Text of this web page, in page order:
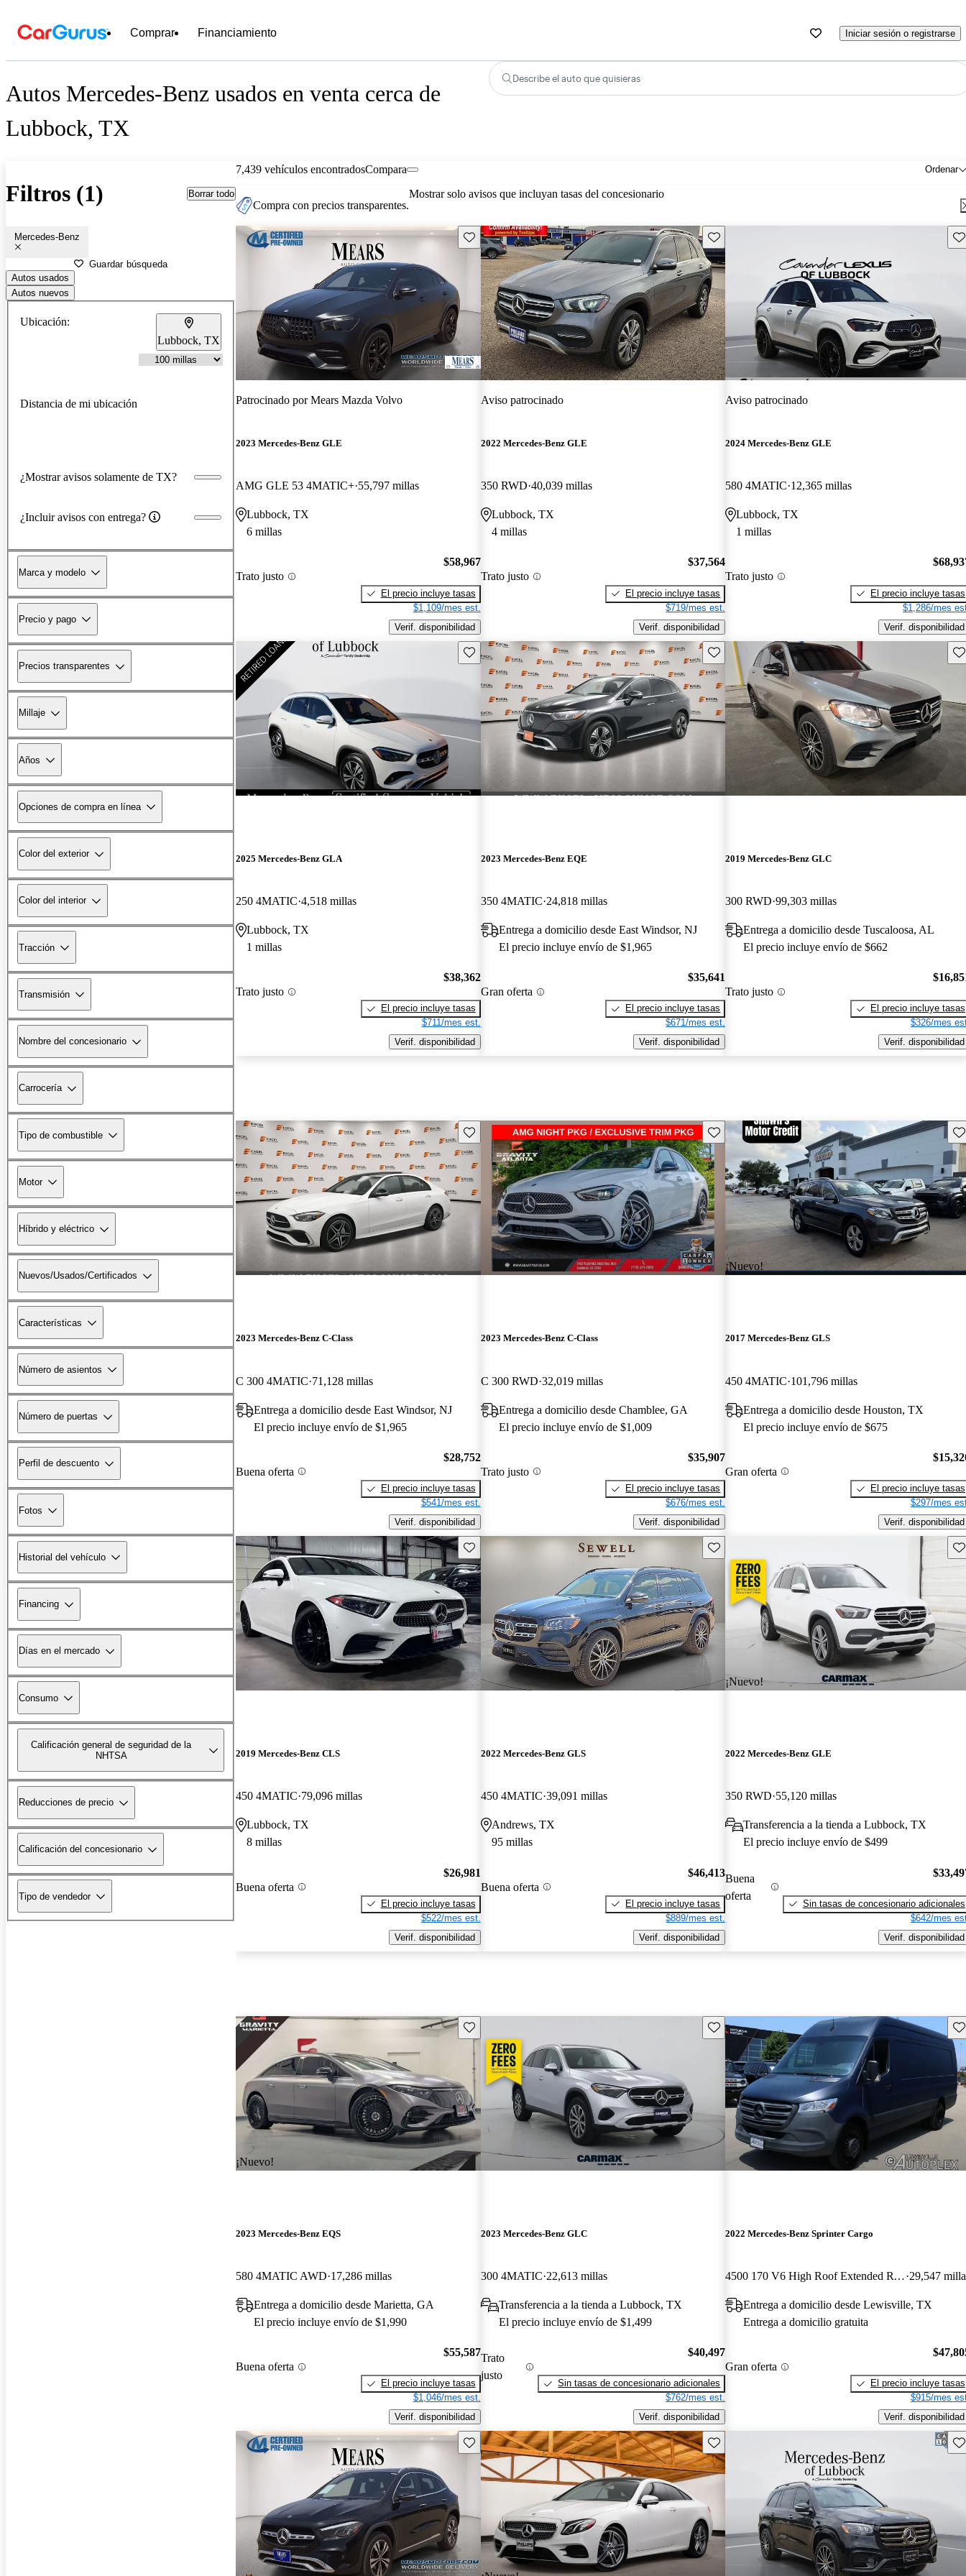
Comprar Financiamiento Iniciar sesión o registrarse
Autos Mercedes-Benz usados en venta cerca de
Lubbock, TX
Describe el auto que quisieras
Filtros (1) Borrar todo
Mercedes-Benz
Guardar búsqueda
Autos usados
Autos nuevos
Ubicación:
Lubbock, TX
Distancia de mi ubicación
¿Mostrar avisos solamente de TX?
¿Incluir avisos con entrega?
Marca y modelo
Precio y pago
Precios transparentes
Millaje
Años
Opciones de compra en línea
Color del exterior
Color del interior
Tracción
Transmisión
Nombre del concesionario
Carrocería
Tipo de combustible
Motor
Híbrido y eléctrico
Nuevos/Usados/Certificados
Características
Número de asientos
Número de puertas
Perfil de descuento
Fotos
Historial del vehículo
Financing
Días en el mercado
Consumo
Calificación general de seguridad de la
NHTSA
Reducciones de precio
Calificación del concesionario
Tipo de vendedor
7,439 vehículos encontrados Ordenar
Compara
Compra con precios transparentes.
Mostrar solo avisos que incluyan tasas del concesionario
Guarda este Aviso
Patrocinado porMears Mazda Volvo
2023 Mercedes-Benz GLE
AMG GLE 53 4MATIC+ 55,797 millas
Lubbock, TX
6 millas
Trato justo
$58,967
El precio incluye tasas
$1,109/mes est.
Verif. disponibilidad
Guarda este Aviso
Aviso patrocinado
2022 Mercedes-Benz GLE
350 RWD 40,039 millas
Lubbock, TX
4 millas
Trato justo
$37,564
El precio incluye tasas
$719/mes est.
Verif. disponibilidad
Aviso patrocinado
2024 Mercedes-Benz GLE
580 4MATIC 12,365 millas
Lubbock, TX
1 millas
Trato justo
El precio incluye tasas
$1,286/mes
Verif. disponibilidad
Guarda este Aviso
2025 Mercedes-Benz GLA
250 4MATIC 4,518 millas
Lubbock, TX
1 millas
Trato justo
$38,362
El precio incluye tasas
$711/mes est.
Verif. disponibilidad
Guarda este Aviso
2023 Mercedes-Benz EQE
350 4MATIC 24,818 millas
Entrega a domicilio desde East Windsor, NJ
El precio incluye envío de $1,965
Gran oferta
$35,641
El precio incluye tasas
$671/mes est.
Verif. disponibilidad
2019 Mercedes-Benz GLC
300 RWD 99,303 millas
Entrega a domicilio desde Tuscaloosa, AL
El precio incluye envío de $662
Trato justo
El precio incluye tasas
$326/mes
Verif. disponibilidad
Guarda este Aviso
2023 Mercedes-Benz C-Class
C 300 4MATIC 71,128 millas
Entrega a domicilio desde East Windsor, NJ
El precio incluye envío de $1,965
Buena oferta
$28,752
El precio incluye tasas
$541/mes est.
Verif. disponibilidad
Guarda este Aviso
2023 Mercedes-Benz C-Class
C 300 RWD 32,019 millas
Entrega a domicilio desde Chamblee, GA
El precio incluye envío de $1,009
Trato justo
$35,907
El precio incluye tasas
$676/mes est.
Verif. disponibilidad
¡Nuevo!
2017 Mercedes-Benz GLS
450 4MATIC 101,796 millas
Entrega a domicilio desde Houston, TX
El precio incluye envío de $675
Gran oferta
El precio incluye tasas
$297/mes
Verif. disponibilidad
Guarda este Aviso
2019 Mercedes-Benz CLS
450 4MATIC 79,096 millas
Lubbock, TX
8 millas
Buena oferta
$26,981
El precio incluye tasas
$522/mes est.
Verif. disponibilidad
Guarda este Aviso
2022 Mercedes-Benz GLS
450 4MATIC 39,091 millas
Andrews, TX
95 millas
Buena oferta
$46,413
El precio incluye tasas
$889/mes est.
Verif. disponibilidad
¡Nuevo!
2022 Mercedes-Benz GLE
350 RWD 55,120 millas
Transferencia a la tienda a Lubbock, TX
El precio incluye envío de $499
Buena
oferta
Sin tasas de concesionario adicionales
$642/mes
Verif. disponibilidad
¡Nuevo!
Guarda este Aviso
2023 Mercedes-Benz EQS
580 4MATIC AWD 17,286 millas
Entrega a domicilio desde Marietta, GA
El precio incluye envío de $1,990
Buena oferta
$55,587
El precio incluye tasas
$1,046/mes est.
Verif. disponibilidad
Guarda este Aviso
2023 Mercedes-Benz GLC
300 4MATIC 22,613 millas
Transferencia a la tienda a Lubbock, TX
El precio incluye envío de $1,499
Trato
justo
$40,497
Sin tasas de concesionario adicionales
$762/mes est.
Verif. disponibilidad
2022 Mercedes-Benz Sprinter Cargo
4500 170 V6 High Roof Extended RWD 29,547
Entrega a domicilio desde Lewisville, TX
Entrega a domicilio gratuita
Gran oferta
El precio incluye tasas
$915/mes
Verif. disponibilidad
Guarda este Aviso Guarda este Aviso